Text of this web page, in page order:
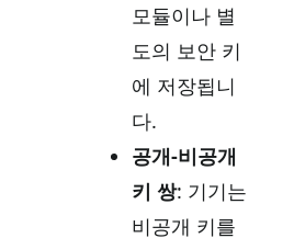
모듈이나 별
도의 보안 키
에 저장됩니
다.
공개-비공개
키 쌍: 기기는
비공개 키를